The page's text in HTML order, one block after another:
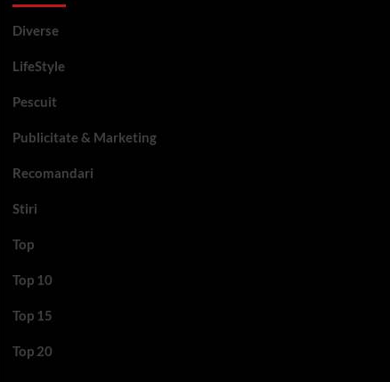
Diverse
LifeStyle
Pescuit
Publicitate & Marketing
Recomandari
Stiri
Top
Top 10
Top 15
Top 20